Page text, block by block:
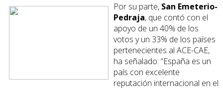
Por su parte, San Emeterio-
Pedraja, que contó con el
apoyo de un 40% de los
votos y un 33% de los países
pertenecientes al ACE-CAE,
ha señalado: “España es un
país con excelente
reputación internacional en el